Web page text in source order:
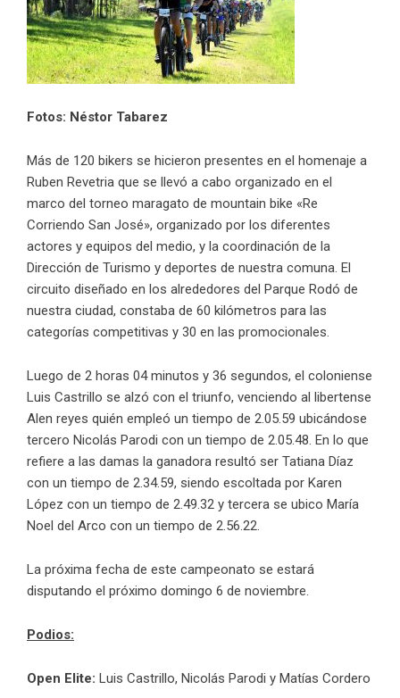
Fotos: Néstor Tabarez
Más de 120 bikers se hicieron presentes en el homenaje a
Ruben Revetria que se llevó a cabo organizado en el
marco del torneo maragato de mountain bike «Re
Corriendo San José», organizado por los diferentes
actores y equipos del medio, y la coordinación de la
Dirección de Turismo y deportes de nuestra comuna. El
circuito diseñado en los alrededores del Parque Rodó de
nuestra ciudad, constaba de 60 kilómetros para las
categorías competitivas y 30 en las promocionales.
Luego de 2 horas 04 minutos y 36 segundos, el coloniense
Luis Castrillo se alzó con el triunfo, venciendo al libertense
Alen reyes quién empleó un tiempo de 2.05.59 ubicándose
tercero Nicolás Parodi con un tiempo de 2.05.48. En lo que
refiere a las damas la ganadora resultó ser Tatiana Díaz
con un tiempo de 2.34.59, siendo escoltada por Karen
López con un tiempo de 2.49.32 y tercera se ubico María
Noel del Arco con un tiempo de 2.56.22.
La próxima fecha de este campeonato se estará
disputando el próximo domingo 6 de noviembre.
Podios:
Open Elite: Luis Castrillo, Nicolás Parodi y Matías Cordero